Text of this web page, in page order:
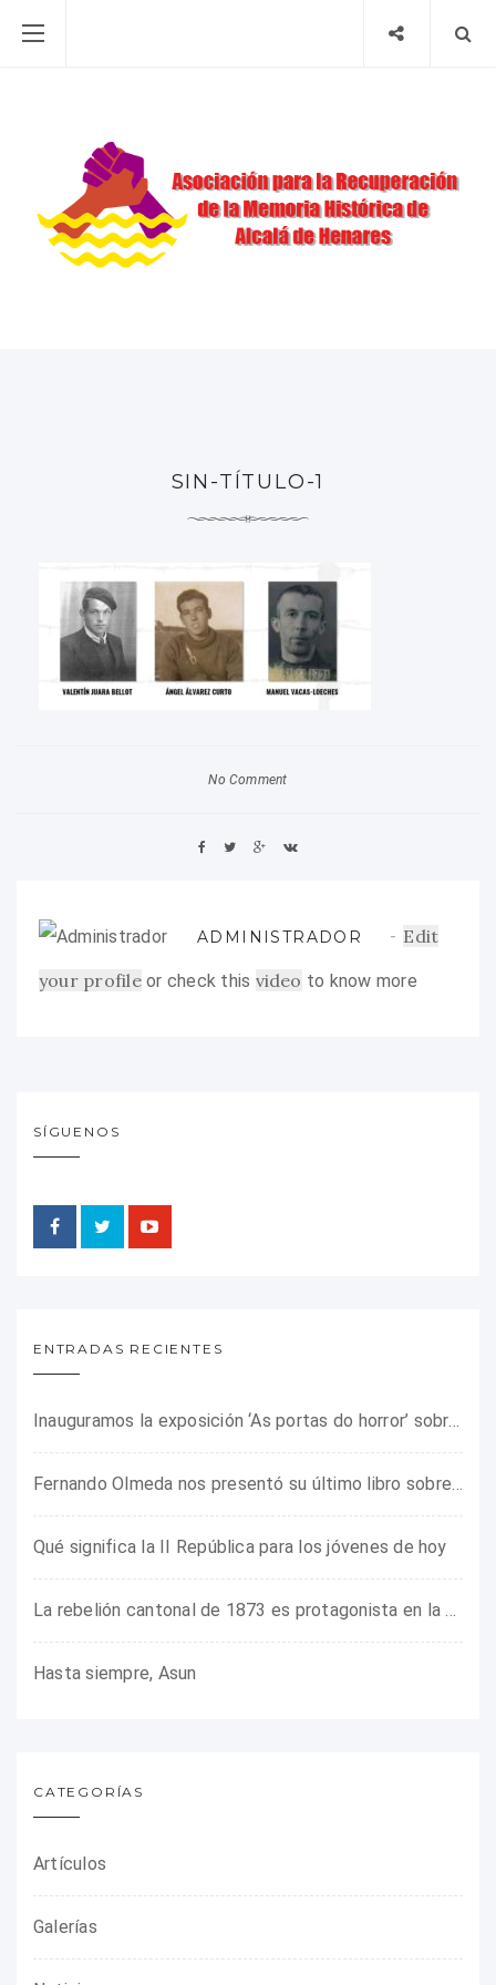
SIN-TÍTULO-1
No Comment
ADMINISTRADOR
Edit
your profileor check this video to know more
SÍGUENOS
ENTRADAS RECIENTES
Inauguramos la exposición ‘As portas do horror’ sobre el campo de concentración franquista de Camposancos
Fernando Olmeda nos presentó su último libro sobre la fotógrafa Gerda Taro
Qué significa la II República para los jóvenes de hoy
La rebelión cantonal de 1873 es protagonista en la ARMHADH
Hasta siempre, Asun
CATEGORÍAS
Artículos
Galerías